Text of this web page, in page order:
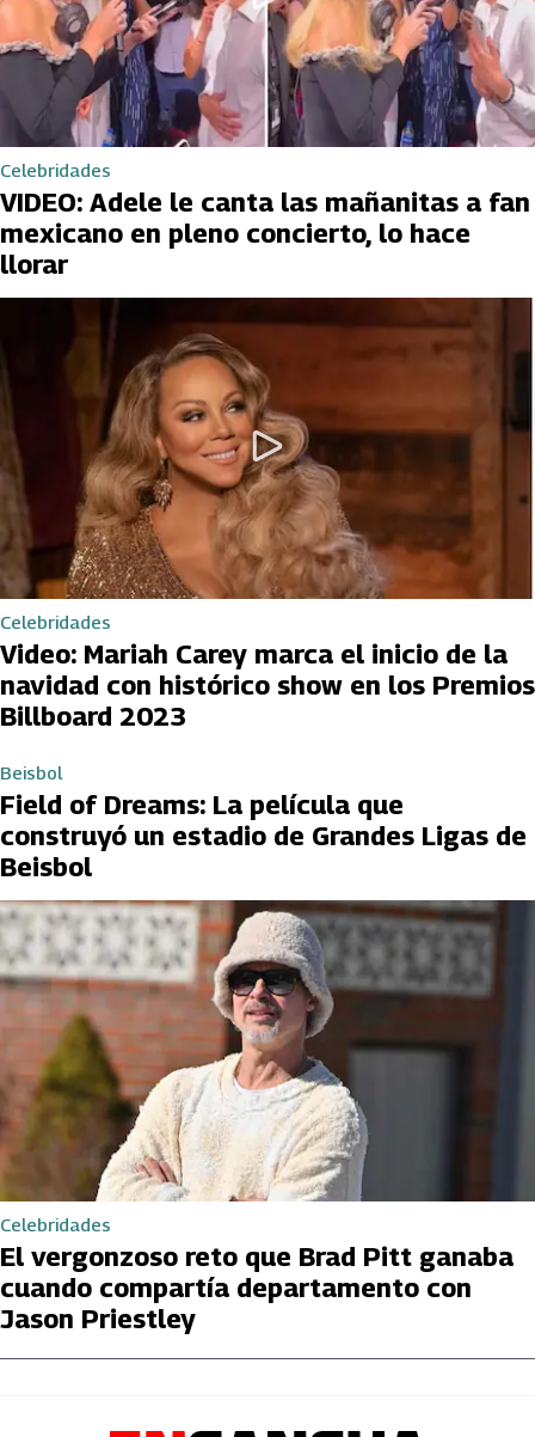
Celebridades
VIDEO: Adele le canta las mañanitas a fan
mexicano en pleno concierto, lo hace
llorar
Celebridades
Video: Mariah Carey marca el inicio de la
navidad con histórico show en los Premios
Billboard 2023
Beisbol
Field of Dreams: La película que
construyó un estadio de Grandes Ligas de
Beisbol
Celebridades
El vergonzoso reto que Brad Pitt ganaba
cuando compartía departamento con
Jason Priestley